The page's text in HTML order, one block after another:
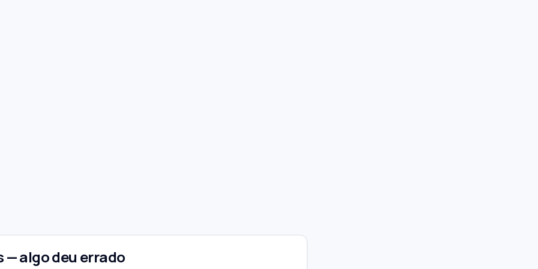
— algo deu errado